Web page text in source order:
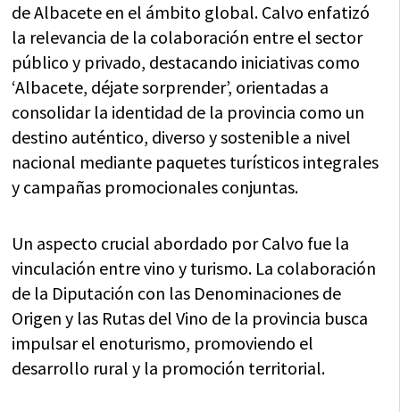
de Albacete en el ámbito global. Calvo enfatizó
la relevancia de la colaboración entre el sector
público y privado, destacando iniciativas como
‘Albacete, déjate sorprender’, orientadas a
consolidar la identidad de la provincia como un
destino auténtico, diverso y sostenible a nivel
nacional mediante paquetes turísticos integrales
y campañas promocionales conjuntas.
Un aspecto crucial abordado por Calvo fue la
vinculación entre vino y turismo. La colaboración
de la Diputación con las Denominaciones de
Origen y las Rutas del Vino de la provincia busca
impulsar el enoturismo, promoviendo el
desarrollo rural y la promoción territorial.